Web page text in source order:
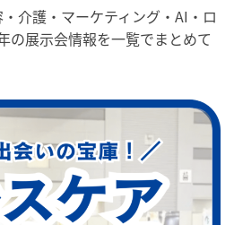
介護・マーケティング・AI・ロ
の展示会情報を一覧でまとめて